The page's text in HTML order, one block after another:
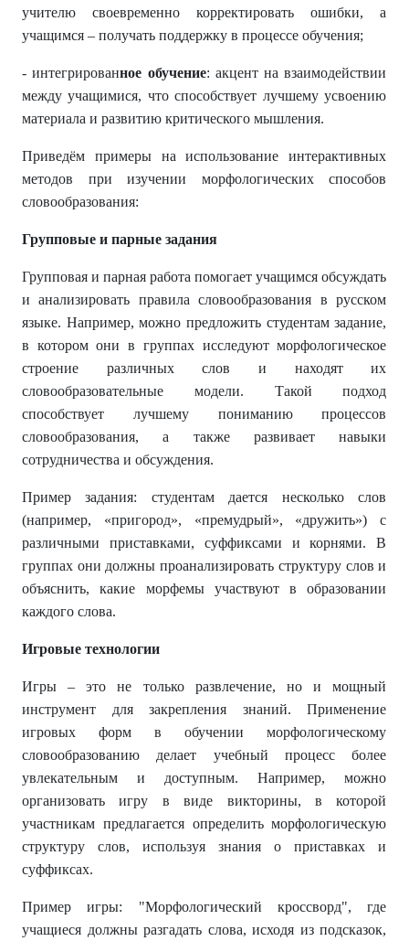
учителю своевременно корректировать ошибки, а
учащимся – получать поддержку в процессе обучения;
- интегрированное обучение: акцент на взаимодействии
между учащимися, что способствует лучшему усвоению
материала и развитию критического мышления.
Приведём примеры на использование интерактивных
методов при изучении морфологических способов
словообразования:
Групповые и парные задания
Групповая и парная работа помогает учащимся обсуждать
и анализировать правила словообразования в русском
языке. Например, можно предложить студентам задание,
в котором они в группах исследуют морфологическое
строение различных слов и находят их
словообразовательные модели. Такой подход
способствует лучшему пониманию процессов
словообразования, а также развивает навыки
сотрудничества и обсуждения.
Пример задания: студентам дается несколько слов
(например, «пригород», «премудрый», «дружить») с
различными приставками, суффиксами и корнями. В
группах они должны проанализировать структуру слов и
объяснить, какие морфемы участвуют в образовании
каждого слова.
Игровые технологии
Игры – это не только развлечение, но и мощный
инструмент для закрепления знаний. Применение
игровых форм в обучении морфологическому
словообразованию делает учебный процесс более
увлекательным и доступным. Например, можно
организовать игру в виде викторины, в которой
участникам предлагается определить морфологическую
структуру слов, используя знания о приставках и
суффиксах.
Пример игры: "Морфологический кроссворд", где
учащиеся должны разгадать слова, исходя из подсказок,